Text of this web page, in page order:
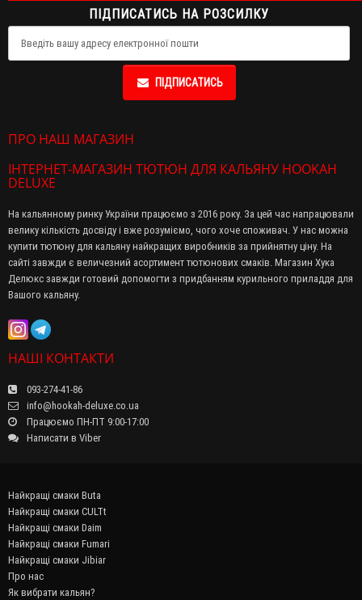
ПІДПИСАТИСЬ НА РОЗСИЛКУ
ПІДПИСАТИСЬ
ПРО НАШ МАГАЗИН
ІНТЕРНЕТ-МАГАЗИН ТЮТЮН ДЛЯ КАЛЬЯНУ HOOKAH
DELUXE
На кальянному ринку України працюємо з 2016 року. За цей час напрацювали
велику кількість досвіду і вже розуміємо, чого хоче споживач. У нас можна
купити тютюну для кальяну найкращих виробників за прийнятну ціну. На
сайті завжди є величезний асортимент тютюнових смаків. Магазин Хука
Делюкс завжди готовий допомогти з придбанням курильного приладдя для
Вашого кальяну.
НАШІ КОНТАКТИ
093-274-41-86
info@hookah-deluxe.co.ua
Працюємо ПН-ПТ 9:00-17:00
Написати в Viber
Найкращі смаки Buta
Найкращі смаки CULTt
Найкращі смаки Daim
Найкращі смаки Fumari
Найкращі смаки Jibiar
Про нас
Як вибрати кальян?